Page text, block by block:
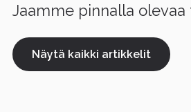
Jaamme pinnalla olevaa
Näytä kaikki artikkelit